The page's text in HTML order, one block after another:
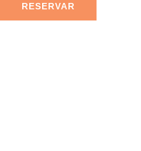
RESERVAR